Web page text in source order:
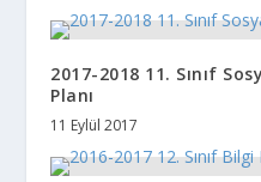
2017-2018 11. Sınıf
Planı
11 Eylül 2017